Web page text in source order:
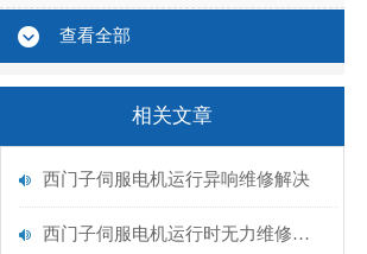
查看全部
相关文章
西门子伺服电机运行异响维修解决
西门子伺服电机运行时无力维修解决